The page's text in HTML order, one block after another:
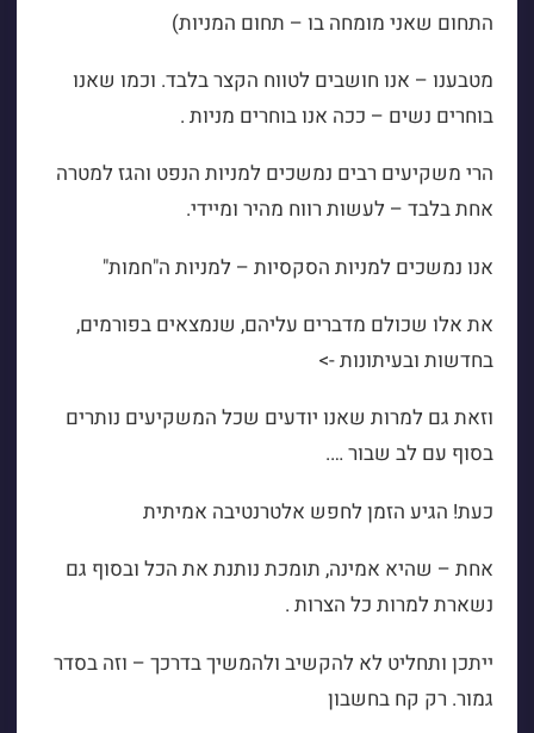
התחום שאני מומחה בו – תחום המניות)
מטבענו – אנו חושבים לטווח הקצר בלבד. וכמו שאנו
בוחרים נשים – ככה אנו בוחרים מניות .
הרי משקיעים רבים נמשכים למניות הנפט והגז למטרה
אחת בלבד – לעשות רווח מהיר ומיידי.
אנו נמשכים למניות הסקסיות – למניות ה"חמות"
את אלו שכולם מדברים עליהם, שנמצאים בפורמים,
בחדשות ובעיתונות ->
וזאת גם למרות שאנו יודעים שכל המשקיעים נותרים
בסוף עם לב שבור ….
כעת! הגיע הזמן לחפש אלטרנטיבה אמיתית
אחת – שהיא אמינה, תומכת נותנת את הכל ובסוף גם
נשארת למרות כל הצרות .
ייתכן ותחליט לא להקשיב ולהמשיך בדרכך – וזה בסדר
גמור. רק קח בחשבון